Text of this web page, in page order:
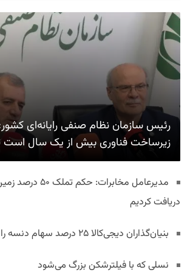
رئیس سازمان نظام صنفی رایانه‌ای
زیرساخت فناوری بیش از یک سال است
مدیرعامل مخابرات:
دریافت کردیم
بنیان‌گذاران دیجی‌کالا ۲۵ درصد سهام دنسه را خریدند
نسلی که با فیلترشکن بزرگ می‌شود